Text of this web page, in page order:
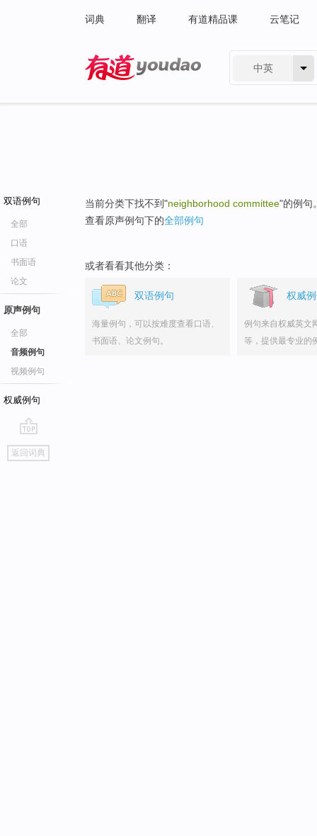
词典 翻译 有道精品课 云笔记
中英
双语例句
全部
口语
书面语
论文
原声例句
全部
音频例句
视频例句
权威例句
go
top
返回词典
当前分类下找不到"neighborhood committee"的例句
查看原声例句下的全部例句
或者看看其他分类：
双语例句
海量例句，可以按难度查看口语、
书面语、论文例句。
权威
例句来自权威英文
等，提供最专业的